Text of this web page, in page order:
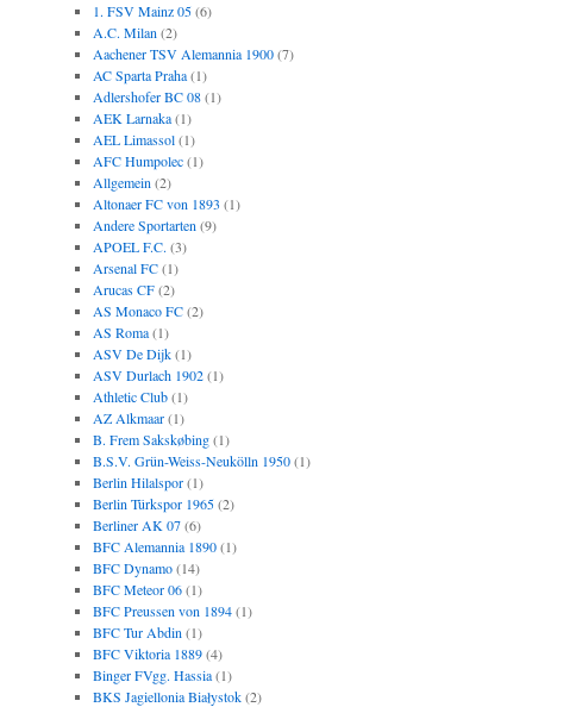
1. FSV Mainz 05(6)
A.C. Milan (2)
Aachener TSV Alemannia 1900(7)
AC Sparta Praha(1)
Adlershofer BC 08(1)
AEK Larnaka(1)
AEL Limassol(1)
AFC Humpolec(1)
Allgemein (2)
Altonaer FC von 1893 (1)
Andere Sportarten (9)
APOEL F.C. (3)
Arsenal FC(1)
Arucas CF(2)
AS Monaco FC(2)
AS Roma(1)
ASV De Dijk(1)
ASV Durlach 1902(1)
Athletic Club(1)
AZ Alkmaar(1)
B. Frem Sakskøbing(1)
B.S.V. Grün-Weiss-Neukölln 1950(1)
Berlin Hilalspor(1)
Berlin Türkspor 1965(2)
Berliner AK 07(6)
BFC Alemannia 1890(1)
BFC Dynamo(14)
BFC Meteor 06(1)
BFC Preussen von 1894(1)
BFC Tur Abdin (1)
BFC Viktoria 1889(4)
Binger FVgg. Hassia(1)
BKS Jagiellonia Białystok(2)